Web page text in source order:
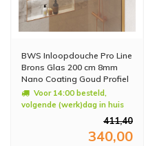
BWS Inloopdouche Pro Line
Brons Glas 200 cm 8mm
Nano Coating Goud Profiel
en Stang (Alle Maten)
Voor 14:00 besteld,
volgende (werk)dag in huis
411,40
340,00